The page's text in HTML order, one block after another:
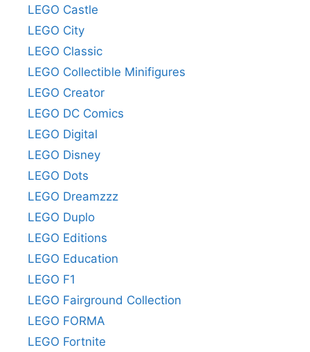
LEGO Castle
LEGO City
LEGO Classic
LEGO Collectible Minifigures
LEGO Creator
LEGO DC Comics
LEGO Digital
LEGO Disney
LEGO Dots
LEGO Dreamzzz
LEGO Duplo
LEGO Editions
LEGO Education
LEGO F1
LEGO Fairground Collection
LEGO FORMA
LEGO Fortnite